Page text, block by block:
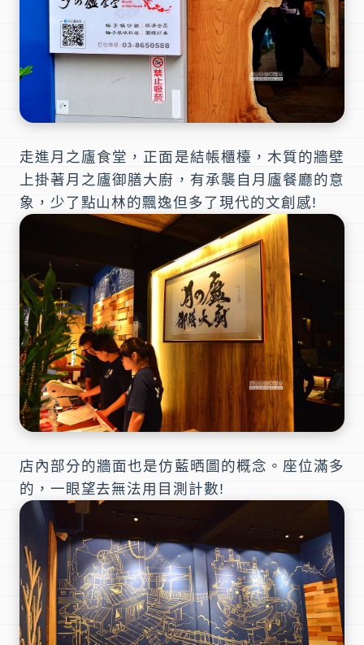
走進月之廬食堂 ，正面是結帳櫃檯，木質的牆壁
上掛著月之廬御膳大廚，有承襲自 月廬餐廳的意
象，少了點山林的飄逸但多了現代的文創感!
店內部分的牆面也是仿 藍晒圖 的概念。座位滿多
的，一眼望去無法用目測計數!